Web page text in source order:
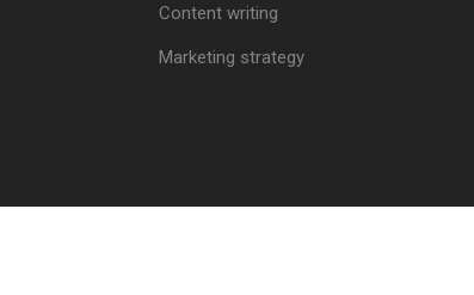
Content writing
Marketing strategy